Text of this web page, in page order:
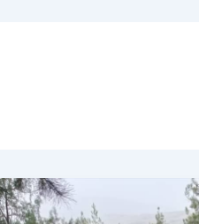
БАРГУЗОРИИ
ШАНБЕГӢ